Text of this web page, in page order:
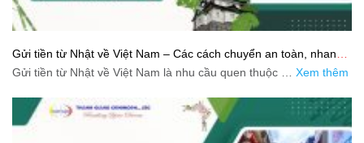
Gửi tiền từ Nhật về Việt Nam – Các cách chuyển an toàn, nhanh
và tiết kiệm
Gửi tiền từ Nhật về Việt Nam là nhu cầu quen thuộc … Xem thêm